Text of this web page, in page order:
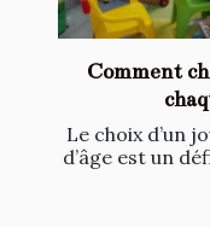
Comment
Le choix d’un
d’âge est un